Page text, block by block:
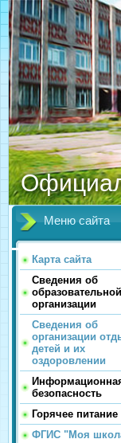
Меню сайта
Карта сайта
Сведения об
образовательной
организации
Сведения об
организации
детей и их
оздоровлении
безопасность
Горячее питание
ФГИС "Моя